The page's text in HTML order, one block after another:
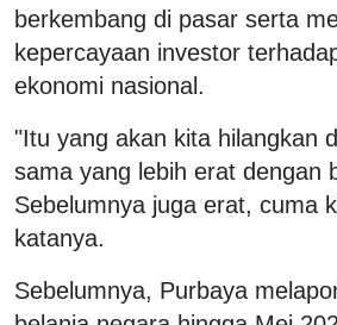
berkembang di pasar serta
kepercayaan investor
ekonomi nasional.
"Itu yang akan kita hilangkan
sama yang lebih erat dengan
Sebelumnya juga erat, cuma
katanya.
Sebelumnya, Purbaya